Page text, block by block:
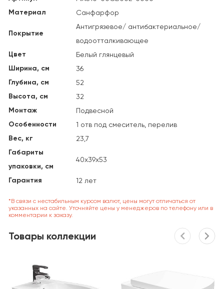
Материал Санфарфор
Покрытие
Антигрязевое/ антибактериальное/
водоотталкивающее
Цвет Белый глянцевый
Ширина, см 36
Глубина, см 52
Высота, см 32
Монтаж Подвесной
Особенности 1 отв под смеситель, перелив
Вес, кг 23,7
Габариты
упаковки, см
40х39х53
Гарантия 12 лет
*В связи с нестабильным курсом валют, цены могут отличаться от
указанных на сайте. Уточняйте цены у менеджеров по телефону или в
комментарии к заказу.
Товары коллекции